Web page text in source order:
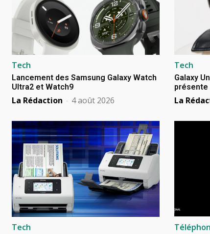
Tech
Lancement des Samsung Galaxy Watch
Ultra2 et Watch9
La Rédaction - 4 août 2026
Tech
Galaxy
présente
La
Tech